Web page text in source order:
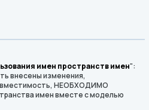
имен пространств имен":
внесены изменения,
НЕОБХОДИМО
имен вместе с моделью